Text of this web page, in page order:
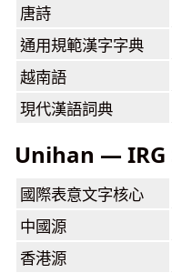
唐詩
通用規範漢字字典
越南語
現代漢語詞典
Unihan — IRG
國際表意文字核心
中國源
香港源